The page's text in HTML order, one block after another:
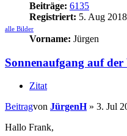
Beiträge: 6135
Registriert: 5. Aug
alle Bilder
Vorname: Jürgen
Sonnenaufgang auf der
Zitat
Beitragvon JürgenH» 3. Jul
Hallo Frank,